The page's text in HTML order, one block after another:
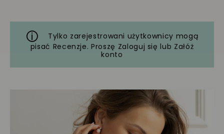
Tylko zarejestrowani użytkownicy mogą
pisać Recenzje. Proszę Zaloguj się lub Załóż
konto